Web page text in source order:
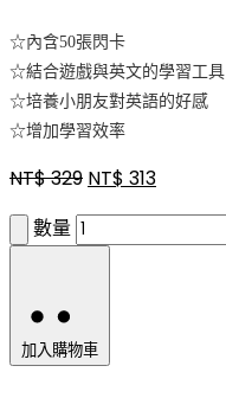
☆內含50張閃卡
☆結合遊戲與英文的學習工具
☆培養小朋友對英語的好感
☆增加學習效率
NT$329 NT$ 313
數量
加入購物車